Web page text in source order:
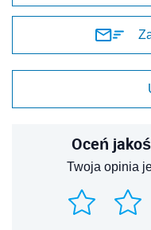
Oceń
Twoja opinia